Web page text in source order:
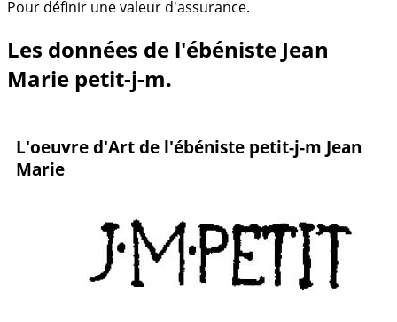
Pour définir une valeur d'assurance.
Les données de l'ébéniste Jean
Marie petit-j-m.
L'oeuvre d'Art de l'ébéniste petit-j-m Jean
Marie